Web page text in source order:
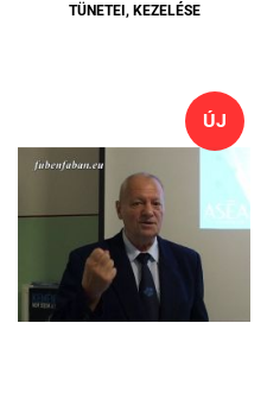
TÜNETEI, KEZELÉSE
ÚJ